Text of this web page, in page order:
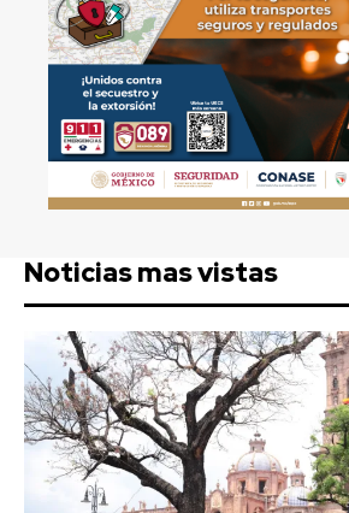
Noticias mas vistas